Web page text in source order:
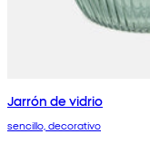
Jarrón de vidrio
sencillo, decorativo